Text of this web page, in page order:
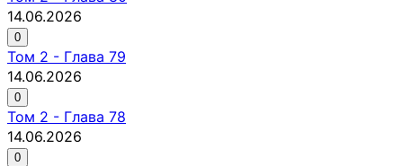
14.06.2026
0
Том 2 - Глава 79
14.06.2026
0
Том 2 - Глава 78
14.06.2026
0